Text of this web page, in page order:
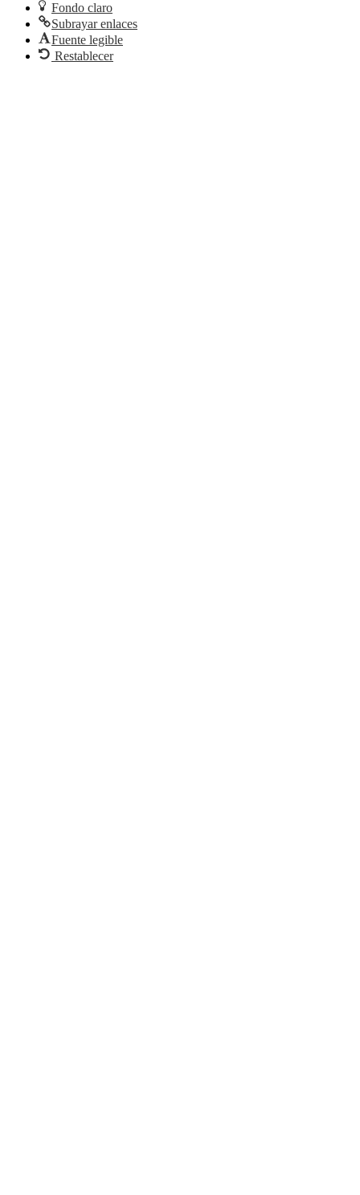
Fondo claro
Subrayar enlaces
Fuente legible
Restablecer